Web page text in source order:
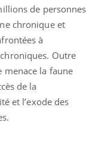
de personnes
chronique et
à
Outre
la faune
de la
et l’exode des